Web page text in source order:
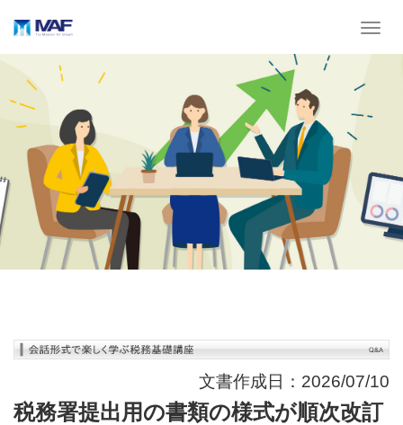
T
o
n
a
v
g
i
o
文書作成日：2026/07/10
税務署提出用の書類の様式が順次改訂